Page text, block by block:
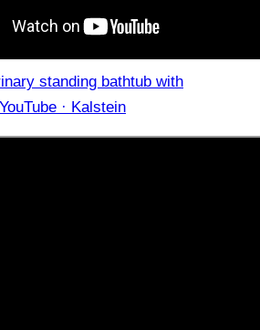
standing bathtub with
· Kalstein